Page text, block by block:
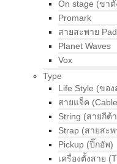
On stage (ขาตั้
Promark
สายสะพาย
Planet Waves
Vox
Type
Life Style (ขอ
สายแจ็ค
String (สายกีต้
Strap (สายสะพ
Pickup (ปิ๊กอัพ)
เครื่องตั้งสาย